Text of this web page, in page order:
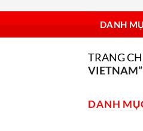
DANH
TRANG
VIETNAM”
DANH